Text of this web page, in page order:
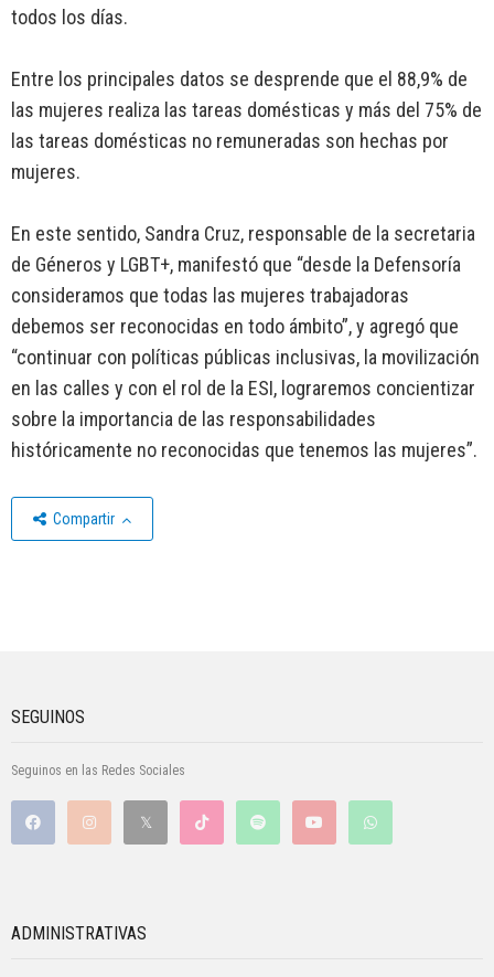
todos los días.
Entre los principales datos se desprende que el 88,9% de
las mujeres realiza las tareas domésticas y más del 75% de
las tareas domésticas no remuneradas son hechas por
mujeres.
En este sentido, Sandra Cruz, responsable de la secretaria
de Géneros y LGBT+, manifestó que “desde la Defensoría
consideramos que todas las mujeres trabajadoras
debemos ser reconocidas en todo ámbito”, y agregó que
“continuar con políticas públicas inclusivas, la movilización
en las calles y con el rol de la ESI, lograremos concientizar
sobre la importancia de las responsabilidades
históricamente no reconocidas que tenemos las mujeres”.
Compartir
SEGUINOS
Seguinos en las Redes Sociales
ADMINISTRATIVAS